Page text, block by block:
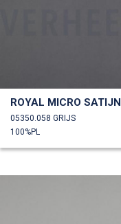
ROYAL MICRO SATIJN
05350.058 GRIJS
100%PL